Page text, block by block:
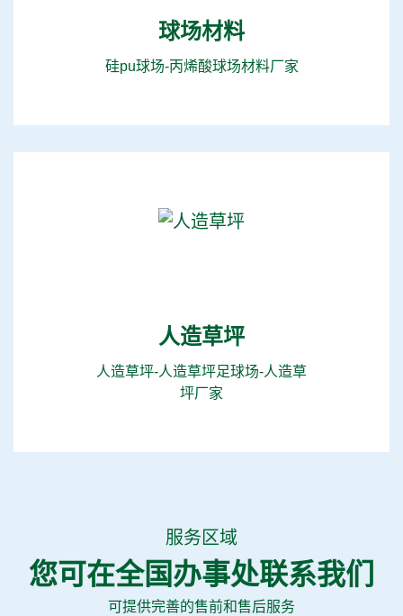
球场材料
硅pu球场-丙烯酸球场材料厂家
人造草坪
人造草坪-人造草坪足球场-人造草
坪厂家
服务区域
您可在全国办事处联系我们
可提供完善的售前和售后服务